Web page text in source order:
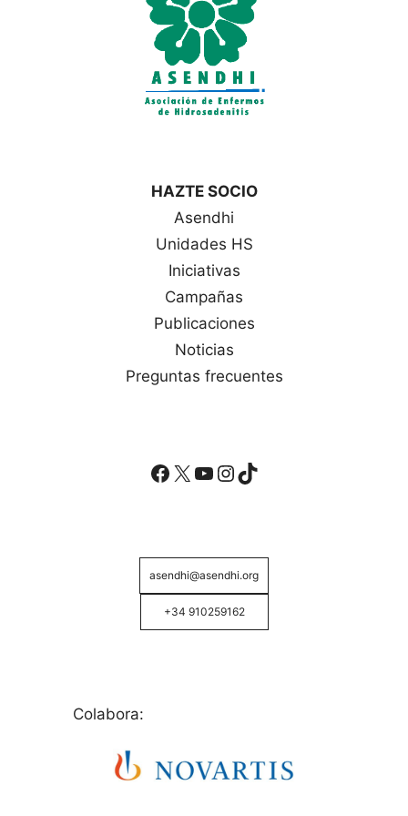
HAZTE SOCIO
Asendhi
Unidades HS
Iniciativas
Campañas
Publicaciones
Noticias
Preguntas frecuentes
Facebook
X YouTube
Instagram
TikTok
asendhi@asendhi.org
+34 910259162
Colabora: